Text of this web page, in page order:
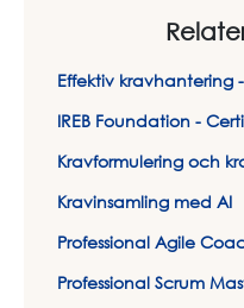
Effektiv kravhantering
IREB Foundation -
Kravinsamling med AI
Professional Agile
Professional Scrum